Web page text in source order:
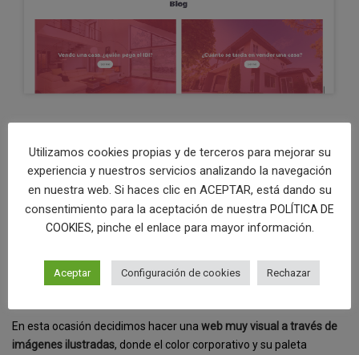
DISEÑO WEB PARA INMOBILIARIA EN
MADRID
Diseñamos y desarrollamos la página web para una empresa del
En esta ocasión decidimos hacer una web muy visual a través de
imágenes ilustradas, donde el color corporativo y su paleta
Utilizamos cookies propias y de terceros para mejorar su
experiencia y nuestros servicios analizando la navegación
en nuestra web. Si haces clic en ACEPTAR, está dando su
consentimiento para la aceptación de nuestra POLÍTICA DE
COOKIES, pinche el enlace para mayor información.
Aceptar Configuración de cookies Rechazar